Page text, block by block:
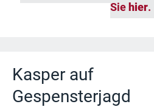
Sie hier.
Kasper auf
Gespensterjagd